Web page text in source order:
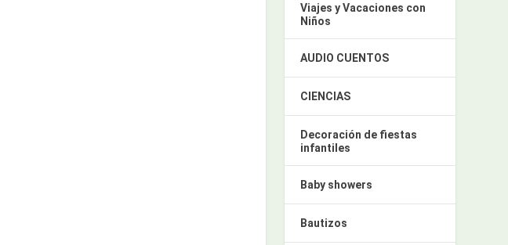
Viajes y Vacaciones con
Niños
AUDIO CUENTOS
CIENCIAS
Decoración de fiestas
infantiles
Baby showers
Bautizos